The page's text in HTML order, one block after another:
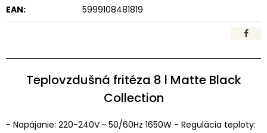
EAN:
5999108481819
Teplovzdušná fritéza 8 l Matte Black
Collection
- Napájanie: 220-240V ~ 50/60Hz 1650W - Regulácia teploty: